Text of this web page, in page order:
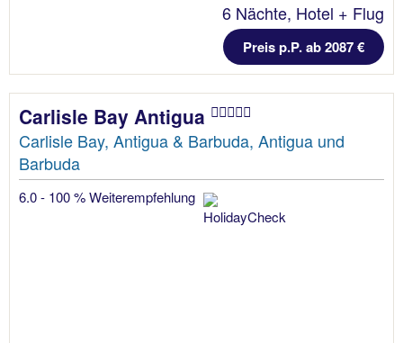
6 Nächte, Hotel + Flug
Preis p.P. ab 2087 €
Carlisle Bay Antigua
Carlisle Bay, Antigua & Barbuda, Antigua und
Barbuda
6.0 - 100 % Weiterempfehlung